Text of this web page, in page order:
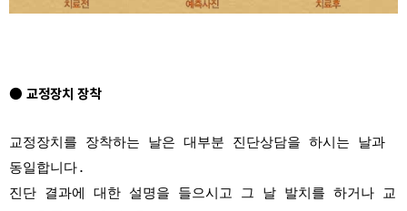
● 교정장치 장착
교정장치를 장착하는 날은 대부분 진단상담을 하시는 날과
동일합니다.
진단 결과에 대한 설명을 들으시고 그 날 발치를 하거나 교